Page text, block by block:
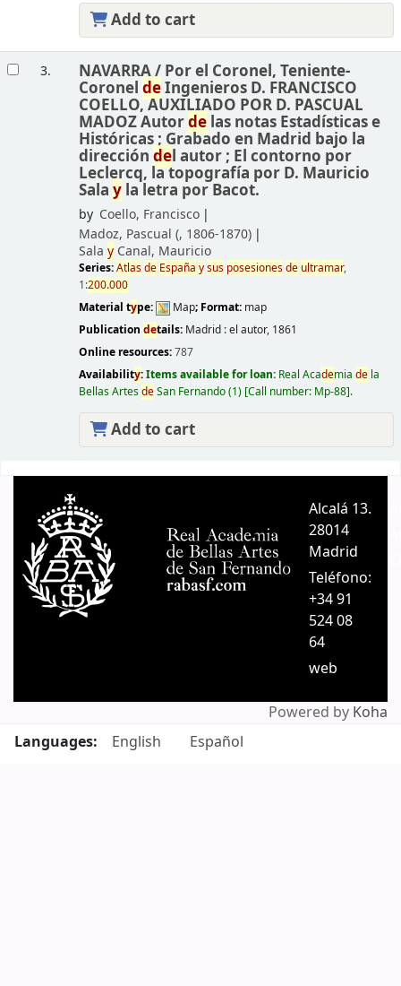
Add to cart
3. NAVARRA / Por el Coronel, Teniente-
Coronel deIngenieros D. FRANCISCO
COELLO, AUXILIADO POR D. PASCUAL
MADOZ Autordelas notas Estadísticas e
Históricas ; Grabado en Madrid bajo la
dirección del autor ; El contorno por
Leclercq, la topografía por D. Mauricio
Sala yla letra por Bacot.
by Coello, Francisco
Madoz, Pascual (, 1806-1870)
Sala yCanal, Mauricio
Series:Atlasde España ysus posesionesde ultramar,
1:200.000
Material type: Map; Format: map
Publication details: Madrid :el autor, 1861
Online resources:787
Availability:Items available for loan: Real Academia dela
Bellas ArtesdeSan Fernando(1) Call number: Mp-88 .
Add to cart
Alcalá 13.
28014
Madrid
Teléfono:
+34 91
524 08
64
web
Powered by Koha
Languages:
English Español